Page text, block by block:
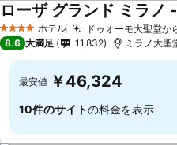
4 ホテルのランク
ホテル ドゥオーモ大聖堂か
8.6 大満足 11,832 ミラノ大
最安値 ￥46,324
10件のサイトの料金を表示